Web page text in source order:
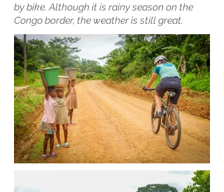
by bike. Although it is rainy season on the
Congo border, the weather is still great.